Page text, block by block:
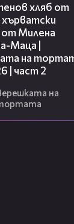
хляб от
Милена
Маца |
на
| част 2
на